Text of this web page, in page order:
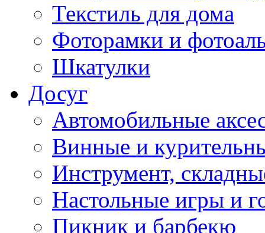
Текстиль для дома
Фоторамки и
Шкатулки
Досуг
Автомобильные
Винные и
Инструмент,
Настольные игры и
Пикник и барбекю